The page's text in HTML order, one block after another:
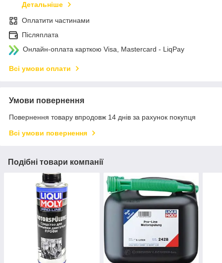
Детальніше
Оплатити частинами
Післяплата
Онлайн-оплата карткою Visa, Mastercard - LiqPay
Всі умови оплати
Умови повернення
Повернення товару впродовж 14 днів за рахунок покупця
Всі умови повернення
Подібні товари компанії